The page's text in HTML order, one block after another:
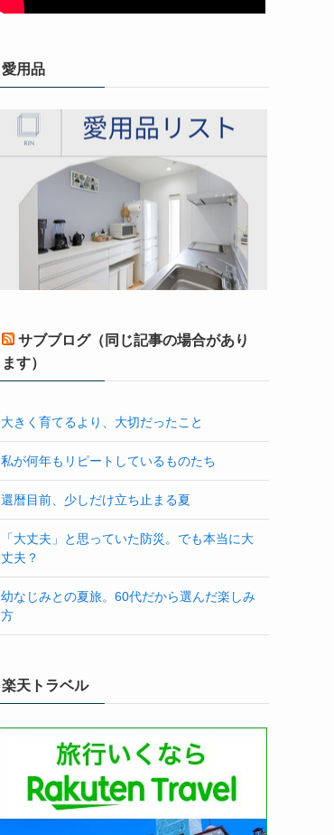
愛用品
サブブログ（同じ記事の場合があり
ます）
大きく育てるより、大切だったこと
私が何年もリピートしているものたち
還暦目前、少しだけ立ち止まる夏
「大丈夫」と思っていた防災。でも本当に大
丈夫？
幼なじみとの夏旅。60代だから選んだ楽しみ
方
楽天トラベル